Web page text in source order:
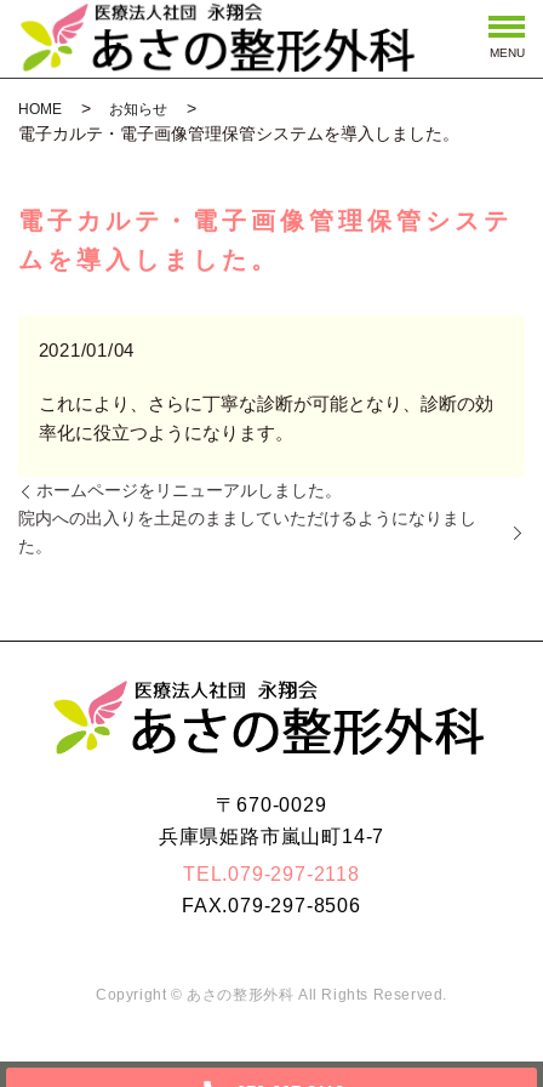
MENU
HOME お知らせ
電子カルテ・電子画像管理保管システムを導入しました。
電子カルテ・電子画像管理保管システ
ムを導入しました。
2021/01/04
これにより、さらに丁寧な診断が可能となり、診断の効
率化に役立つようになります。
ホームページをリニューアルしました。
院内への出入りを土足のまましていただけるようになりまし
た。
〒670-0029
兵庫県姫路市嵐山町14-7
TEL.079-297-2118
FAX.079-297-8506
Copyright © あさの整形外科 All Rights Reserved.